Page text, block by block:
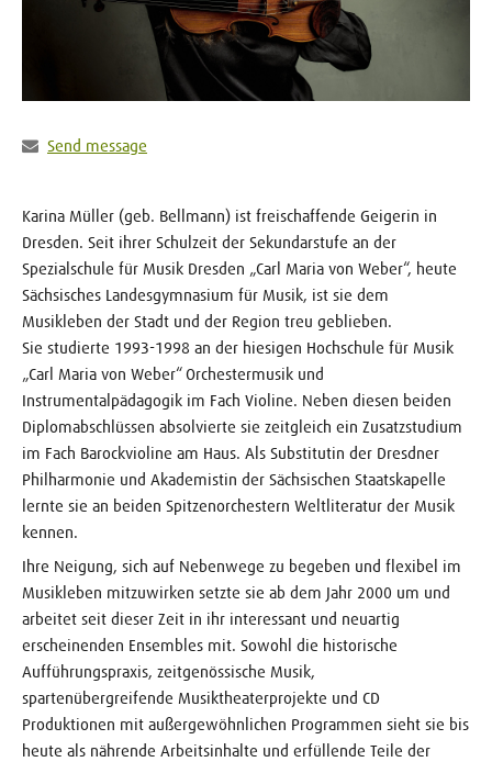
Send message
Karina Müller (geb. Bellmann) ist freischaffende Geigerin in
Dresden. Seit ihrer Schulzeit der Sekundarstufe an der
Spezialschule für Musik Dresden „Carl Maria von Weber“, heute
Sächsisches Landesgymnasium für Musik, ist sie dem
Musikleben der Stadt und der Region treu geblieben.
Sie studierte 1993-1998 an der hiesigen Hochschule für Musik
„Carl Maria von Weber“ Orchestermusik und
Instrumentalpädagogik im Fach Violine. Neben diesen beiden
Diplomabschlüssen absolvierte sie zeitgleich ein Zusatzstudium
im Fach Barockvioline am Haus. Als Substitutin der Dresdner
Philharmonie und Akademistin der Sächsischen Staatskapelle
lernte sie an beiden Spitzenorchestern Weltliteratur der Musik
kennen.
Ihre Neigung, sich auf Nebenwege zu begeben und flexibel im
Musikleben mitzuwirken setzte sie ab dem Jahr 2000 um und
arbeitet seit dieser Zeit in ihr interessant und neuartig
erscheinenden Ensembles mit. Sowohl die historische
Aufführungspraxis, zeitgenössische Musik,
spartenübergreifende Musiktheaterprojekte und CD
Produktionen mit außergewöhnlichen Programmen sieht sie bis
heute als nährende Arbeitsinhalte und erfüllende Teile der